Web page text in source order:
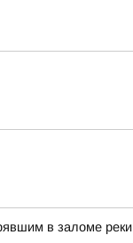
в заломе реки